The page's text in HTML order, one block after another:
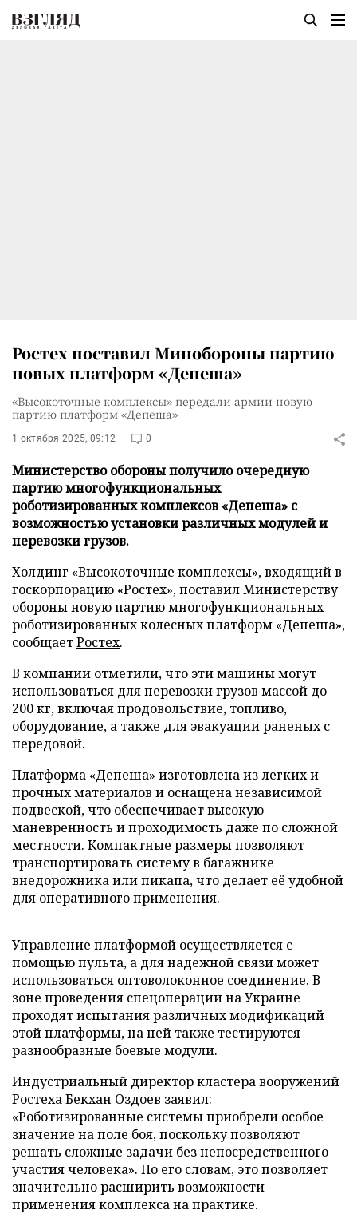
Ростех поставил Минобороны партию
новых платформ «Депеша»
«Высокоточные комплексы» передали армии новую
партию платформ «Депеша»
1 октября 2025, 09:12 0
Министерство обороны получило очередную
партию многофункциональных
роботизированных комплексов «Депеша» с
возможностью установки различных модулей и
перевозки грузов.
Холдинг «Высокоточные комплексы», входящий в
госкорпорацию «Ростех», поставил Министерству
обороны новую партию многофункциональных
роботизированных колесных платформ «Депеша»,
сообщаетРостех.
В компании отметили, что эти машины могут
использоваться для перевозки грузов массой до
200 кг, включая продовольствие, топливо,
оборудование, а также для эвакуации раненых с
передовой.
Платформа «Депеша» изготовлена из легких и
прочных материалов и оснащена независимой
подвеской, что обеспечивает высокую
маневренность и проходимость даже по сложной
местности. Компактные размеры позволяют
транспортировать систему в багажнике
внедорожника или пикапа, что делает её удобной
для оперативного применения.
Управление платформой осуществляется с
помощью пульта, а для надежной связи может
использоваться оптоволоконное соединение. В
зоне проведения спецоперации на Украине
проходят испытания различных модификаций
этой платформы, на ней также тестируются
разнообразные боевые модули.
Индустриальный директор кластера вооружений
Ростеха Бекхан Оздоев заявил:
«Роботизированные системы приобрели особое
значение на поле боя, поскольку позволяют
решать сложные задачи без непосредственного
участия человека». По его словам, это позволяет
значительно расширить возможности
применения комплекса на практике.